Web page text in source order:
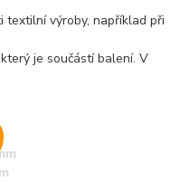
textilní výroby, například při
je součástí balení. V